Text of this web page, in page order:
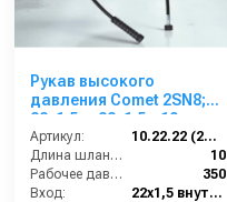
Рукав высокого
давления Comet 2SN8;
22х1,5 г- 22х1,5г; 10м +
защита от изгиба
Артикул:
10.22.22 (2SN8)Comet
Длина шланга ВД (м):
10
Рабочее давление (бар):
350
Вход:
22х1,5 внутренняя резьба